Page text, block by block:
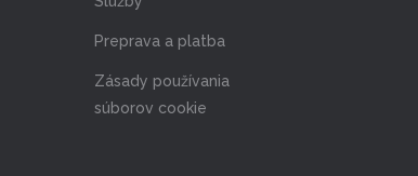
Preprava a platba
Zásady používania
súborov cookie